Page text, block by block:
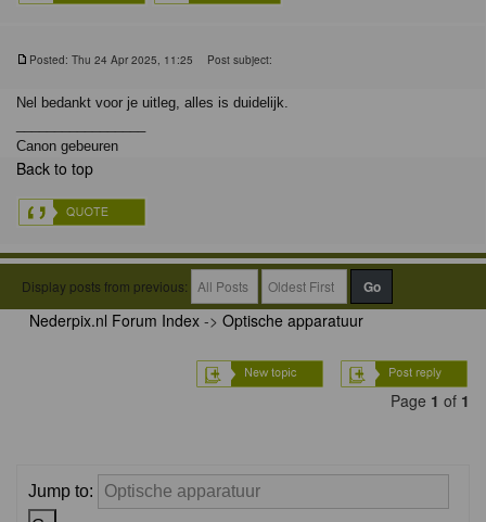
Posted: Thu 24 Apr 2025, 11:25 Post subject:
Nel bedankt voor je uitleg, alles is duidelijk.
Canon gebeuren
Back to top
Display posts from previous:
Nederpix.nl Forum Index -> Optische apparatuur
Page 1 of 1
Jump to: